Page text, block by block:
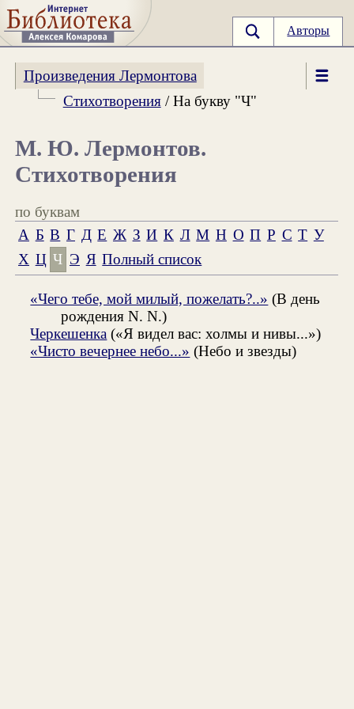
Авторы
Произведения Лермонтова
Стихотворения/ На букву "Ч"
М. Ю. Лермонтов.
Стихотворения
по буквам
А Б В Г Д Е Ж З И К Л М Н О П Р С Т У
Х Ц Ч Э Я Полный список
«Чего тебе, мой милый, пожелать?..» (В день
рождения N. N.)
Черкешенка («Я видел вас: холмы и нивы...»)
«Чисто вечернее небо...» (Небо и звезды)